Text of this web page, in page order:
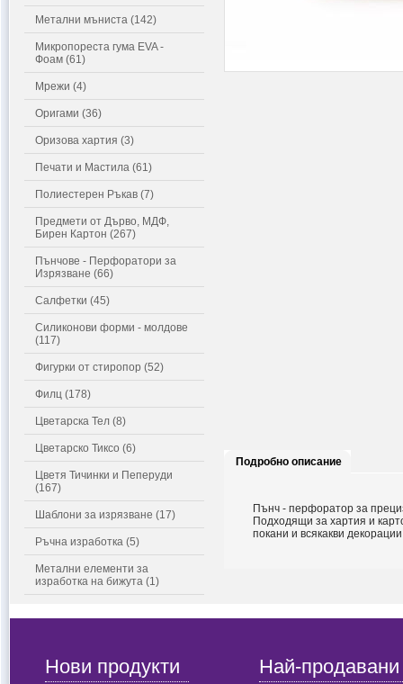
Метални мъниста (142)
Микропореста гума EVA -
Фоам (61)
Мрежи (4)
Оригами (36)
Оризова хартия (3)
Печати и Мастила (61)
Полиестерен Ръкав (7)
Предмети от Дърво, МДФ,
Бирен Картон (267)
Пънчове - Перфоратори за
Изрязване (66)
Салфетки (45)
Силиконови форми - молдове
(117)
Фигурки от стиропор (52)
Филц (178)
Цветарска Тел (8)
Цветарско Тиксо (6)
Цветя Тичинки и Пеперуди
(167)
Шаблони за изрязване (17)
Ръчна изработка (5)
Метални елементи за
изработка на бижута (1)
Подробно описание
Пънч - перфоратор за
Подходящи за хартия и
покани и всякакви
Нови продукти Най-продавани